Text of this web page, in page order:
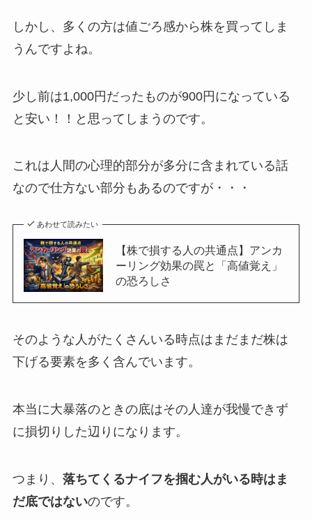
しかし、多くの方は値ごろ感から株を買ってしま
うんですよね。
少し前は1,000円だったものが900円になっている
と安い！！と思ってしまうのです。
これは人間の心理的部分が多分に含まれている話
なので仕方ない部分もあるのですが・・・
あわせて読みたい
【株で損する人の共通点】アンカ
ーリング効果の罠と「高値覚え」
の恐ろしさ
そのような人がたくさんいる時点はまだまだ株は
下げる要素を多く含んでいます。
本当に大暴落のときの底はその人達が我慢できず
に損切りした辺りになります。
つまり、 落ちてくるナイフを掴む人がいる時はま
だ底ではないのです。